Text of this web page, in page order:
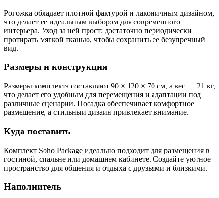
Рогожка обладает плотной фактурой и лаконичным дизайном,
что делает ее идеальным выбором для современного
интерьера. Уход за ней прост: достаточно периодически
протирать мягкой тканью, чтобы сохранить ее безупречный
вид.
Размеры и конструкция
Размеры комплекта составляют 90 × 120 × 70 см, а вес — 21 кг,
что делает его удобным для перемещения и адаптации под
различные сценарии. Посадка обеспечивает комфортное
размещение, а стильный дизайн привлекает внимание.
Куда поставить
Комплект Soho Package идеально подходит для размещения в
гостиной, спальне или домашнем кабинете. Создайте уютное
пространство для общения и отдыха с друзьями и близкими.
Наполнитель